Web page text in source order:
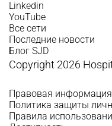
Linkedin
YouTube
Все сети
Последние новости
Блог SJD
Copyright 2026
Правовая информация
Политика защиты
Правила